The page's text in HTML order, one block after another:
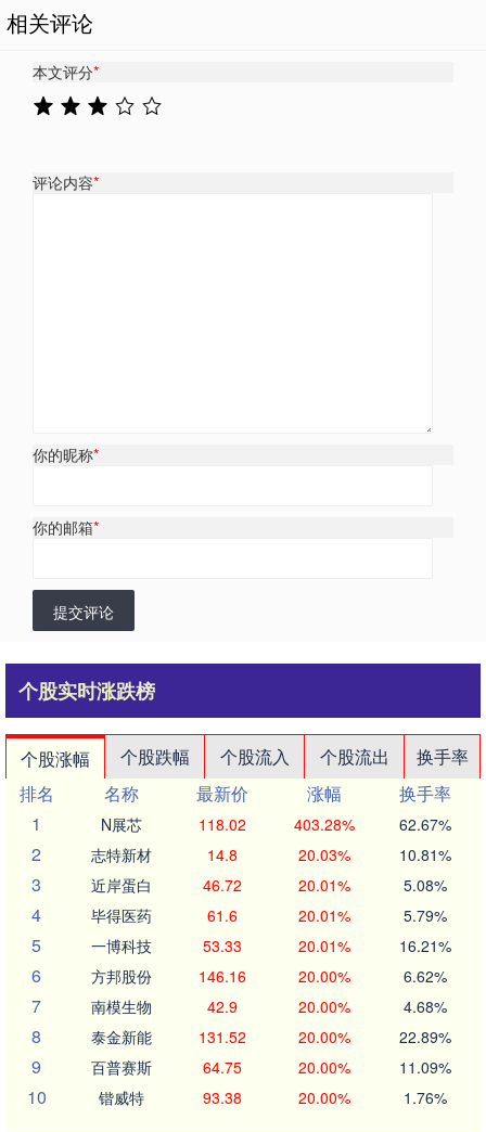
相关评论
本文评分*
评论内容*
你的昵称*
你的邮箱*
提交评论
个股实时涨跌榜
个股涨幅 个股跌幅 个股流入 个股流出
换手率
排名
名称 最新价 涨幅
换手率
1
N展芯 118.02 403.28% 62.67%
2 志特新材 14.8 20.03% 10.81%
3 近岸蛋白 46.72 20.01% 5.08%
4 毕得医药 61.6 20.01% 5.79%
5 一博科技 53.33 20.01% 16.21%
6 方邦股份 146.16 20.00% 6.62%
7 南模生物 42.9 20.00% 4.68%
8 泰金新能 131.52 20.00% 22.89%
9 百普赛斯 64.75 20.00% 11.09%
10 锴威特 93.38 20.00% 1.76%